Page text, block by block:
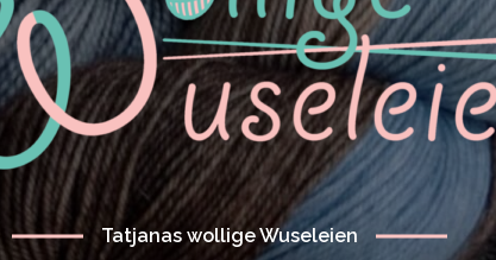
Tatjanas wollige Wuseleien